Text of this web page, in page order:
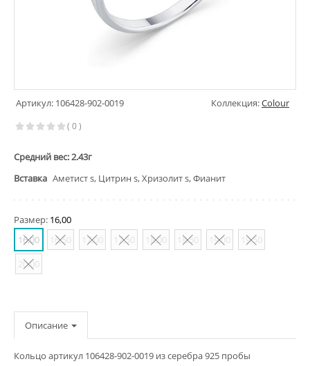
Артикул: 106428-902-0019 Коллекция:Colour
( 0 )
Средний вес: 2.43г
Вставка Аметист s, Цитрин s, Хризолит s, Фианит
Размер: 16,00
16,00
16,50 17,00 17,50 18,00 18,50 19,00
19,50
20,00
Описание
Кольцо артикул 106428-902-0019 из серебра 925 пробы